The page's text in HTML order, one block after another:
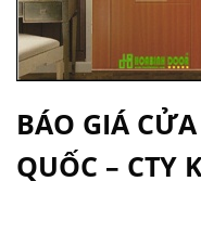
BÁO GIÁ
QUỐC – CTY